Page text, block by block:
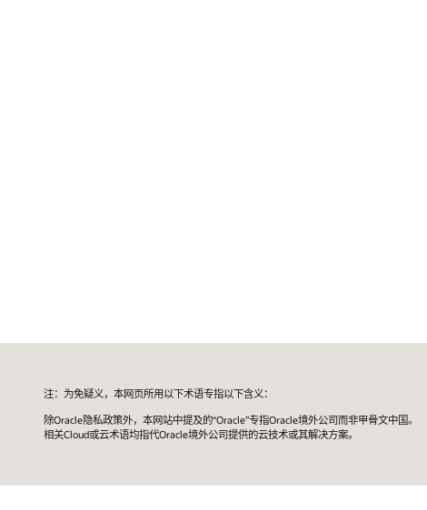
注：为免疑义，本网页所用以下术语专指以下含义：
除Oracle隐私政策外，本网站中提及的“Oracle”专指Oracle境外公司而非甲骨文中国。
相关Cloud或云术语均指代Oracle境外公司提供的云技术或其解决方案。